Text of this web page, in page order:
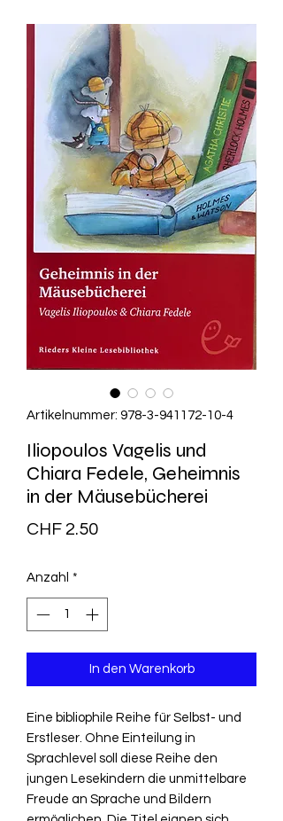
Artikelnummer: 978-3-941172-10-4
Iliopoulos Vagelis und
Chiara Fedele, Geheimnis
in der Mäusebücherei
CHF 2.50Preis
Anzahl *
In den Warenkorb
Eine bibliophile Reihe für Selbst- und
Erstleser. Ohne Einteilung in
Sprachlevel soll diese Reihe den
jungen Lesekindern die unmittelbare
Freude an Sprache und Bildern